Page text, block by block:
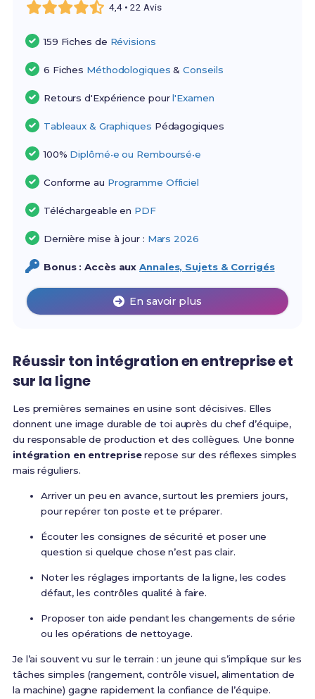
4,4 • 22 Avis
159 Fiches de Révisions
6 Fiches Méthodologiques &Conseils
Retours d'Expérience pourl'Examen
Tableaux & Graphiques Pédagogiques
100% Diplômé•e ou Remboursé•e
Conforme au Programme Officiel
Téléchargeable en PDF
Dernière mise à jour : Mars 2026
Bonus : Accès auxAnnales, Sujets & Corrigés
En savoir plus
Réussir ton intégration en entreprise et
sur la ligne
Les premières semaines en usine sont décisives. Elles
donnent une image durable de toi auprès du chef d’équipe,
du responsable de production et des collègues. Une bonne
intégration en entrepriserepose sur des réflexes simples
mais réguliers.
Arriver un peu en avance, surtout les premiers jours,
pour repérer ton poste et te préparer.
Écouter les consignes de sécurité et poser une
question si quelque chose n’est pas clair.
Noter les réglages importants de la ligne, les codes
défaut, les contrôles qualité à faire.
Proposer ton aide pendant les changements de série
ou les opérations de nettoyage.
Je l’ai souvent vu sur le terrain : un jeune qui s’implique sur les
tâches simples (rangement, contrôle visuel, alimentation de
la machine) gagne rapidement la confiance de l’équipe.